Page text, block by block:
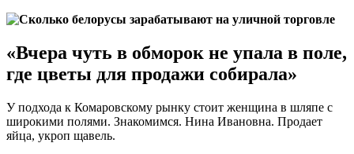
«Вчера чуть в обморок не упала в поле,
где цветы для продажи собирала»
У подхода к Комаровскому рынку стоит женщина в шляпе с
широкими полями. Знакомимся. Нина Ивановна. Продает
яйца, укроп щавель.